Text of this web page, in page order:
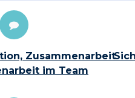
Zusammenarbeit
im Team